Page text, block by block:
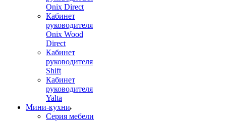
Onix Direct
Кабинет
руководителя
Onix Wood
Direct
Кабинет
руководителя
Shift
Кабинет
руководителя
Yalta
Мини-кухни
Серия мебели